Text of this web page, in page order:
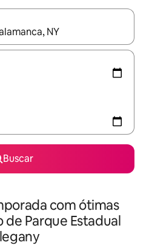
disponíveis, explore-os
Buscar
com ótimas
de Parque Estadual